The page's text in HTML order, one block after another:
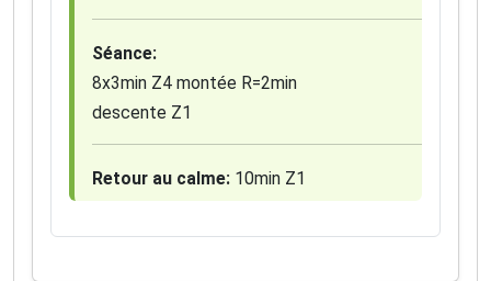
Séance:
8x3min Z4 montée R=2min
descente Z1
Retour au calme: 10min Z1